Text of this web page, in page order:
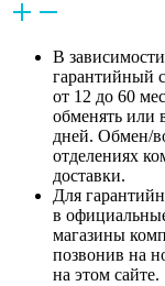
В
гарантийный
от 12 до 60
обменять или
дней. Обмен/
отделениях
доставки.
Для
в
магазины
позвонив на
на этом сайте.